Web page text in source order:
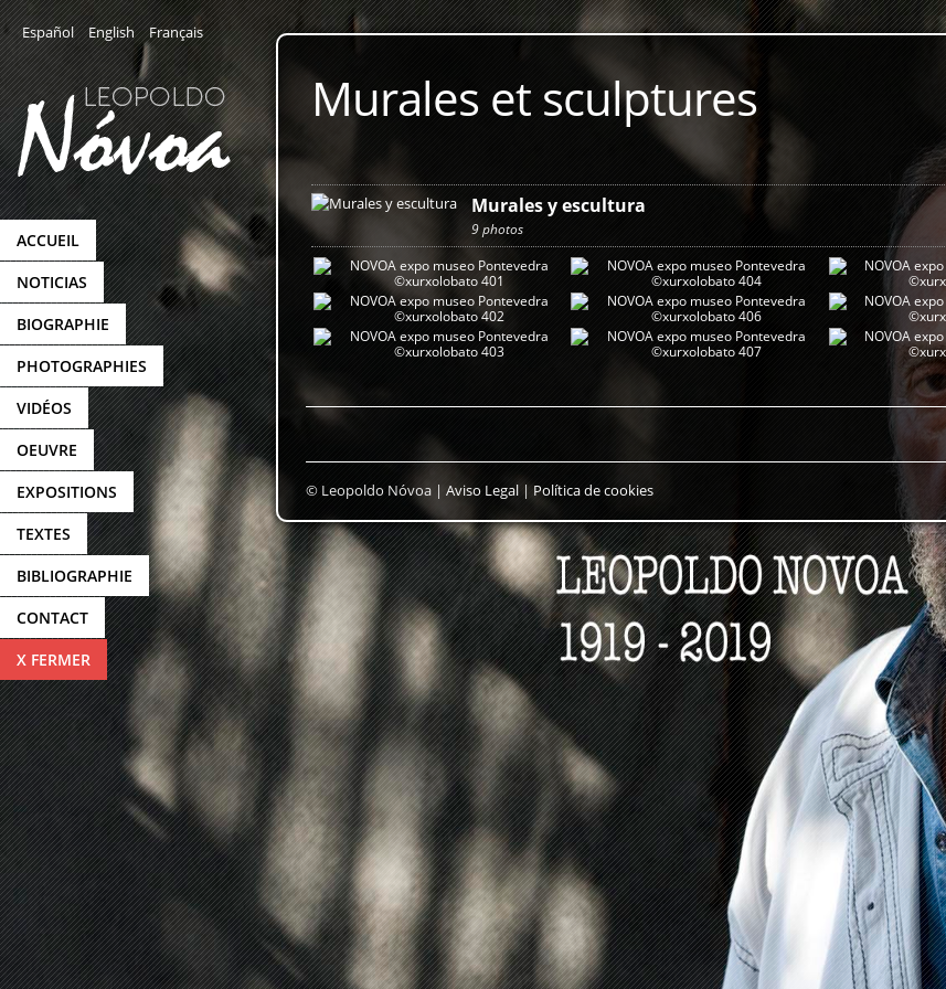
Español English Français
ACCUEIL
NOTICIAS
BIOGRAPHIE
PHOTOGRAPHIES
VIDÉOS
OEUVRE
EXPOSITIONS
TEXTES
BIBLIOGRAPHIE
CONTACT
X FERMER
Murales et sculptures
Murales y escultura
9 photos
© Leopoldo Nóvoa | Aviso Legal |Política de cookies